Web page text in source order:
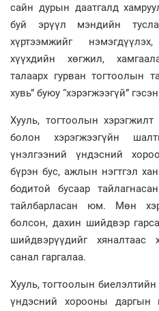
сайн дурын даатгалд
буй эрүүл мэндийн
хүртээмжийг
хүүхдийн хөгжил,
талаарх гурван тогтоолын
хувь” буюу “хэрэгжээгүй”
Хууль, тогтоолын хэрэгжилт
болон хэрэгжээгүйн
үнэлгээний үндэсний
бүрэн бус, ажлын нэгтгэл
бодитой бусаар
тайлбарласан юм. Мөн
болсон, дахин шийдвэр
шийдвэрүүдийг хяналтаас
санал гаргалаа.
Хууль, тогтоолын
үндэсний хорооны даргын